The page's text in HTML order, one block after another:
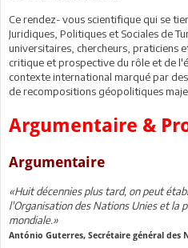
Ce rendez- vous scientifique qui se
Juridiques, Politiques et Sociales de
universitaires, chercheurs, praticiens
critique et prospective du rôle et de
contexte international marqué par
de recompositions géopolitiques
Argumentaire &
Argumentaire
«Huit décennies plus tard, on peut
l'Organisation des Nations Unies et la
mondiale.»
António Guterres, Secrétaire général des